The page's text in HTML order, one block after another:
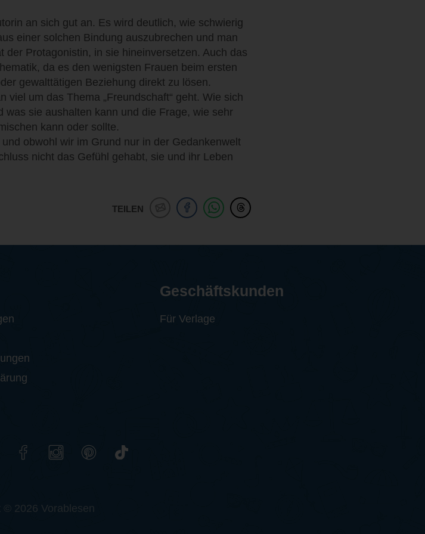
an sich gut an. Es wird deutlich, wie schwierig
einer solchen Bindung auszubrechen und man
der Protagonistin, in sie hineinversetzen. Auch das
da es den wenigsten Frauen beim ersten
gewalttätigen Beziehung direkt zu lösen.
viel um das Thema „Freundschaft“ geht. Wie sich
sie aushalten kann und die Frage, wie sehr
kann oder sollte.
obwohl wir im Grund nur in der Gedankenwelt
nicht das Gefühl gehabt, sie und ihr Leben
TEILEN
Geschäftskunden
Für Verlage
© 2026 Vorablesen